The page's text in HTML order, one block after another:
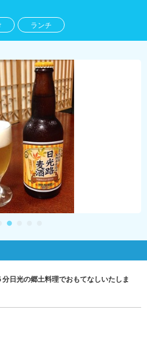
ランチ
日光の郷土料理でおもてなしいたしま